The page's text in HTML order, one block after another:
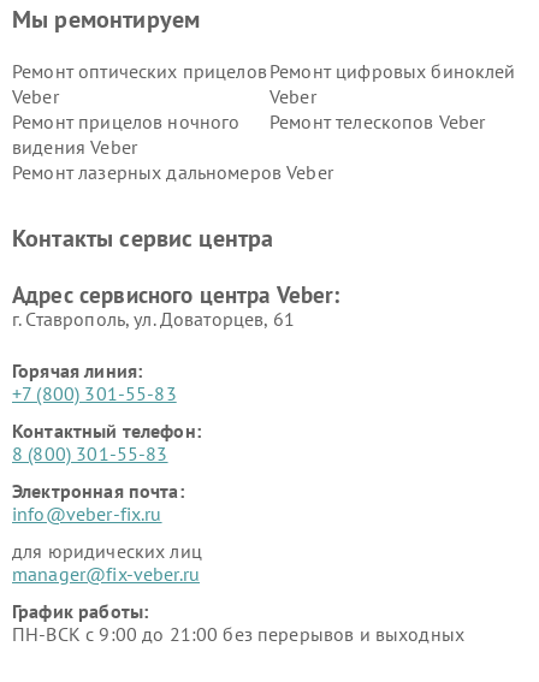
Мы ремонтируем
Ремонт оптических прицелов
Veber
Ремонт цифровых биноклей
Veber
Ремонт прицелов ночного
видения Veber
Ремонт телескопов Veber
Ремонт лазерных дальномеров Veber
Контакты сервис центра
Адрес сервисного центра Veber:
г. Ставрополь, ул. Доваторцев, 61
Горячая линия:
+7 (800) 301-55-83
Контактный телефон:
8 (800) 301-55-83
Электронная почта:
info@veber-fix.ru
для юридических лиц
manager@fix-veber.ru
График работы:
ПН-ВСК с 9:00 до 21:00 без перерывов и выходных